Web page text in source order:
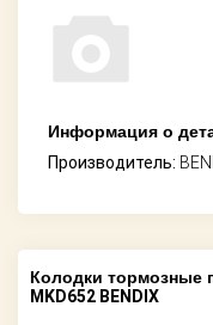
Информация о
Производитель:
Колодки тормозные
MKD652 BENDIX